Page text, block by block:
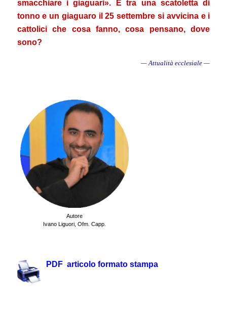
smacchiare i giaguari». E tra una scatoletta di
tonno e un giaguaro il 25 settembre si avvicina e i
cattolici che cosa fanno, cosa pensano, dove
sono?
— Attualità ecclesiale —
Autore
Ivano Liguori, Ofm. Capp.
PDF articolo formato stampa